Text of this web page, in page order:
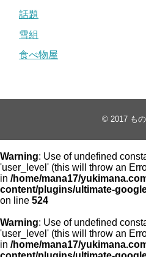
話題
雪組
食べ物屋
© 2017 も
Warning: Use of undefined
'user_level' (this will throw an
in /home/mana17/
content/plugins/ultimate-
on line 524
Warning: Use of undefined
'user_level' (this will throw an
in /home/mana17/